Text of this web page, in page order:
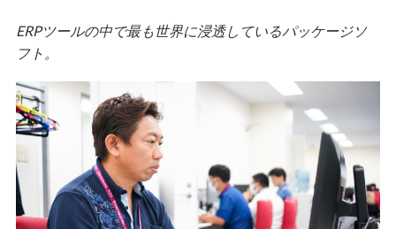
ERPツールの中で最も世界に浸透しているパッケージソ
フト。